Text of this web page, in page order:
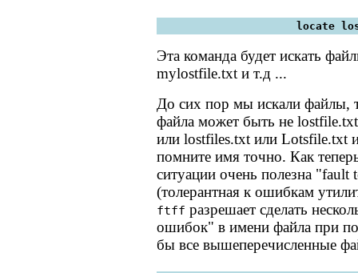
locate
Эта команда будет искать
mylostfile.txt и т.д ...
До сих пор мы искали файлы,
файла может быть не
или lostfiles.txt или Lotsfile.txt
помните имя точно. Как
ситуации очень полезна
(толерантная к ошибкам
ftff разрешает сделать
ошибок" в имени файла при
бы все вышеперечисленные